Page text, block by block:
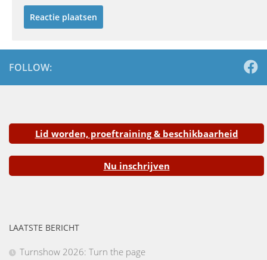
FOLLOW:
Lid worden, proeftraining & beschikbaarheid
Nu inschrijven
LAATSTE BERICHT
Turnshow 2026: Turn the page